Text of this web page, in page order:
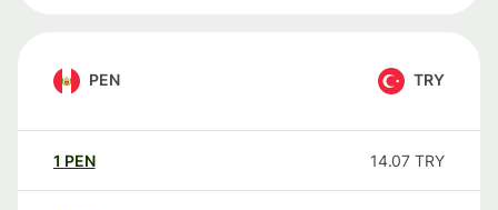
PEN TRY
1 PEN 14.07 TRY